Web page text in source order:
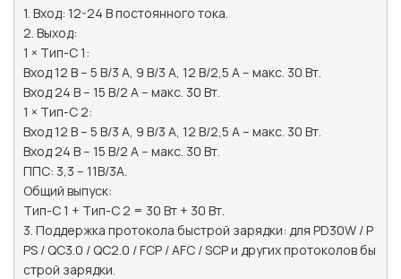
1. Вход: 12-24 В постоянного тока.
2. Выход:
1 × Тип-C 1:
Вход 12 В – 5 В/3 А, 9 В/3 А, 12 В/2,5 А – макс. 30 Вт.
Вход 24 В – 15 В/2 А – макс. 30 Вт.
1 × Тип-C 2:
Вход 12 В – 5 В/3 А, 9 В/3 А, 12 В/2,5 А – макс. 30 Вт.
Вход 24 В – 15 В/2 А – макс. 30 Вт.
ППС: 3,3 – 11В/3А.
Общий выпуск:
Тип-C 1 + Тип-C 2 = 30 Вт + 30 Вт.
3. Поддержка протокола быстрой зарядки: для PD30W / P
PS / QC3.0 / QC2.0 / FCP / AFC / SCP и других протоколов бы
строй зарядки.